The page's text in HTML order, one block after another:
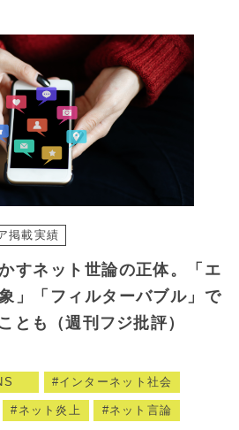
掲載実績
すネット世論の正体。「エ
」「フィルターバブル」で
とも（週刊フジ批評）
インターネット社会
ネット炎上 ネット言論